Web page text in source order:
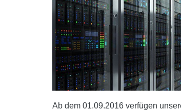
Ab dem 01.09.2016 verfügen